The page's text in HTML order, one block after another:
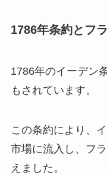
1786年条約とフ
1786年のイーデン
もされています。
この条約により、
市場に流入し、フ
えました。